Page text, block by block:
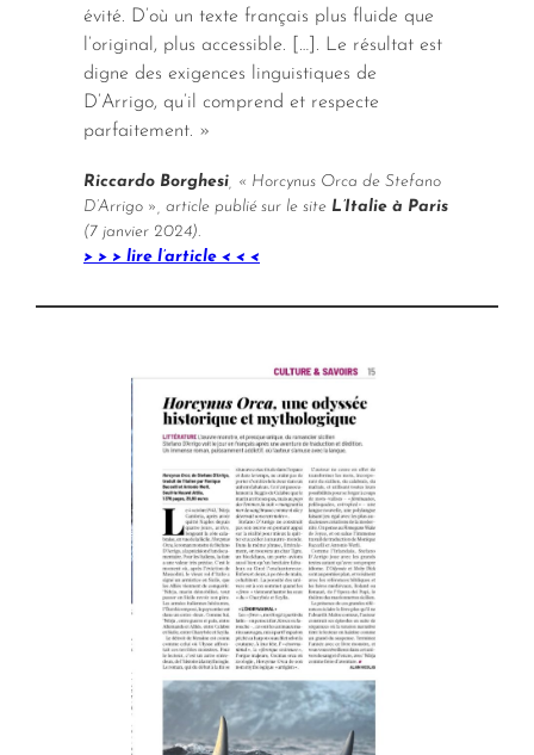
évité. D’où un texte français plus fluide que
l’original, plus accessible. […]. Le résultat est
digne des exigences linguistiques de
D’Arrigo, qu’il comprend et respecte
parfaitement. »
Riccardo Borghesi, « Horcynus Orca de Stefano
D’Arrigo », article publié sur le site L’Italie à Paris
(7 janvier 2024).
> > > lire l’article < < <